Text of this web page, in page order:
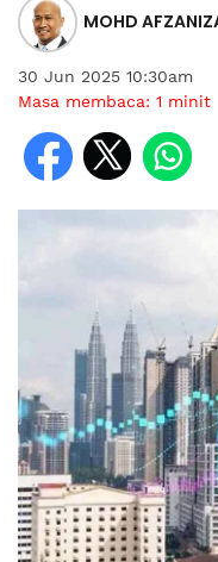
MOHD
30 Jun 2025 10:30am
Masa membaca: 1 minit